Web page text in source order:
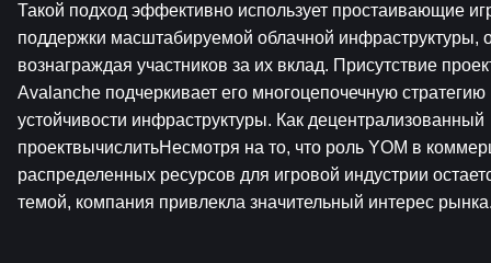
Такой подход эффективно использует простаивающие
поддержки масштабируемой облачной инфраструктуры,
вознаграждая участников за их вклад. Присутствие
Avalanche подчеркивает его многоцепочечную
устойчивости инфраструктуры. Как децентрализованный
проектвычислитьНесмотря на то, что роль YOM в
распределенных ресурсов для игровой индустрии
темой, компания привлекла значительный интерес